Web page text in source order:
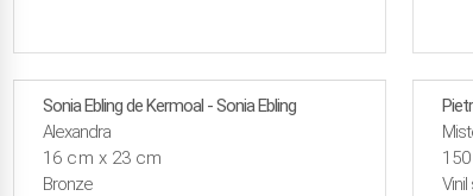
Sonia Ebling de Kermoal - Sonia Ebling
Alexandra
16 cm x 23 cm
Bronze